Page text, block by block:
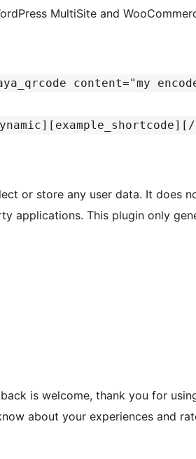
MultiSite and
content="my
or store any user data. It does
applications. This plugin only
is welcome, thank you for
about your experiences and